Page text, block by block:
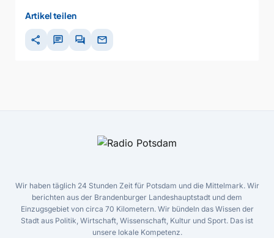
Artikel teilen
share chat forum mail
Wir haben täglich 24 Stunden Zeit für Potsdam und die Mittelmark. Wir
berichten aus der Brandenburger Landeshauptstadt und dem
Einzugsgebiet von circa 70 Kilometern. Wir bündeln das Wissen der
Stadt aus Politik, Wirtschaft, Wissenschaft, Kultur und Sport. Das ist
unsere lokale Kompetenz.